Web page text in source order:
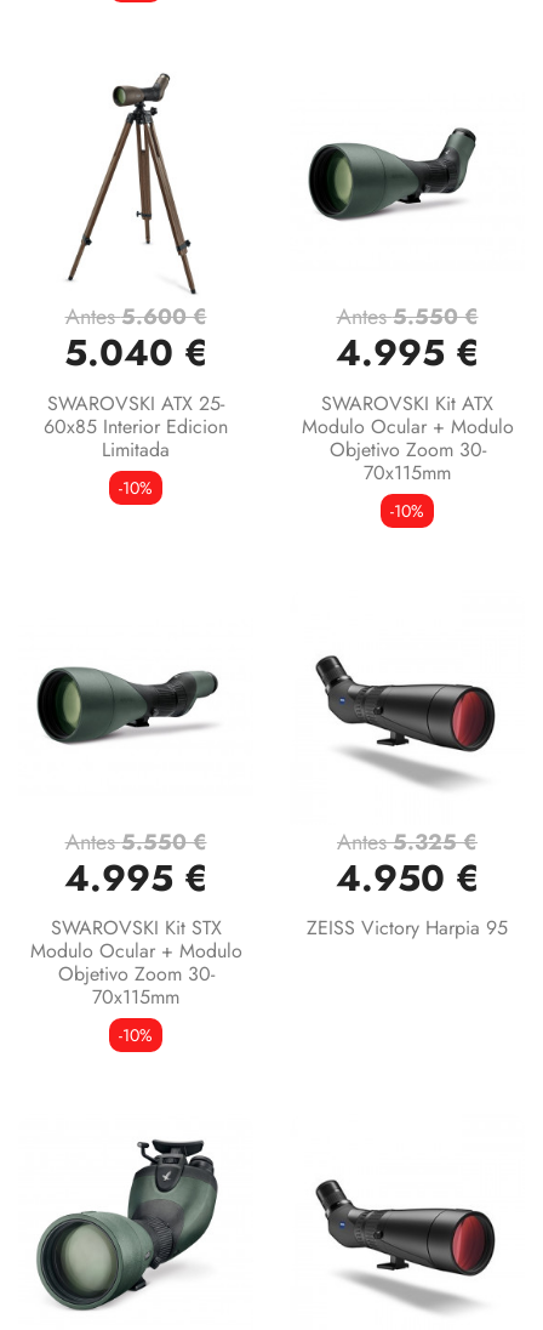
Antes5.600 €
5.040 €
SWAROVSKI ATX 25-
60x85 Interior Edicion
Limitada
-10%
Antes5.550 €
4.995 €
SWAROVSKI Kit ATX
Modulo Ocular + Modulo
Objetivo Zoom 30-
70x115mm
-10%
Antes5.550 €
4.995 €
SWAROVSKI Kit STX
Modulo Ocular + Modulo
Objetivo Zoom 30-
70x115mm
-10%
Antes5.325 €
4.950 €
ZEISS Victory Harpia 95